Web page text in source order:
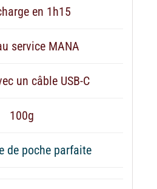
en 1h15
service MANA
un câble USB-C
100g
de poche parfaite